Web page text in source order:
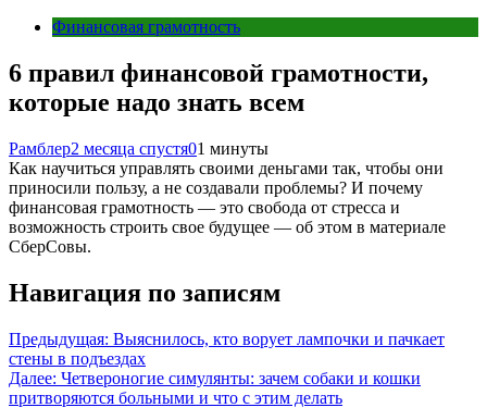
Финансовая грамотность
6 правил финансовой грамотности,
которые надо знать всем
Рамблер2 месяца спустя01 минуты
Как научиться управлять своими деньгами так, чтобы они
приносили пользу, а не создавали проблемы? И почему
финансовая грамотность — это свобода от стресса и
возможность строить свое будущее — об этом в материале
СберСовы.
Навигация по записям
Предыдущая: Выяснилось, кто ворует лампочки и пачкает
стены в подъездах
Далее: Четвероногие симулянты: зачем собаки и кошки
притворяются больными и что с этим делать